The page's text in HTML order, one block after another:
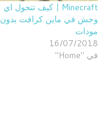
Minecraft | كيف تتحول اي
وحش في ماين كرافت بدون
مودات
16/07/2018
في "Home"